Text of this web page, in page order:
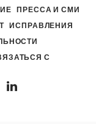
ПРЕССА И СМИ
ИСПРАВЛЕНИЯ
С